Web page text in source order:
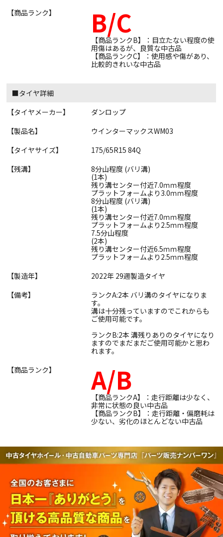
【商品ランク】 B/C
【商品ランクB】：目立たない程度の使
用傷はあるが、良質な中古品
【商品ランクC】：使用感や傷があり、
比較的きれいな中古品
■タイヤ詳細
【タイヤメーカー】
ダンロップ
【製品名】
ウインターマックスWM03
【タイヤサイズ】
175/65R15 84Q
【残溝】
8分山程度 (バリ溝)
(1本)
残り溝センター付近7.0ｍｍ程度
プラットフォームより3.0ｍｍ程度
8分山程度 (バリ溝)
(1本)
残り溝センター付近7.0ｍｍ程度
プラットフォームより2.5ｍｍ程度
7.5分山程度
(2本)
残り溝センター付近6.5ｍｍ程度
プラットフォームより2.5ｍｍ程度
【製造年】
2022年 29週製造タイヤ
【備考】
ランクA:2本 バリ溝のタイヤになりま
す。
溝は十分残っていますのでこれからも
ご使用可能です。
ランクB:2本 溝残りありのタイヤになり
ますのでまだまだご使用可能かと思わ
れます。
【商品ランク】
A/B
【商品ランクA】：走行距離は少なく、
非常に状態の良い中古品
【商品ランクB】：走行距離・偏磨耗は
少ない、劣化のほとんどない中古品